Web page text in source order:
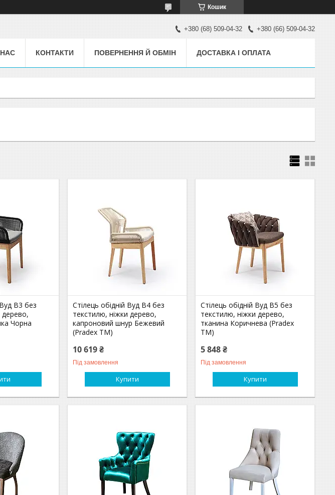
Кошик
+380 (68) 509-04-32 +380 (66) 509-04-32
КОНТАКТИ ПОВЕРНЕННЯ Й ОБМІН ДОСТАВКА І ОПЛАТА
В3 без
дерево,
Чорна
Стілець обідній Вуд В4 без
текстилю, ніжки дерево,
капроновий шнур Бежевий
(Pradex ТМ)
10 619 ₴
Під замовлення
Купити
Стілець обідній Вуд В5 без
текстилю, ніжки дерево,
тканина Коричнева (Pradex
ТМ)
5 848 ₴
Під замовлення
Купити